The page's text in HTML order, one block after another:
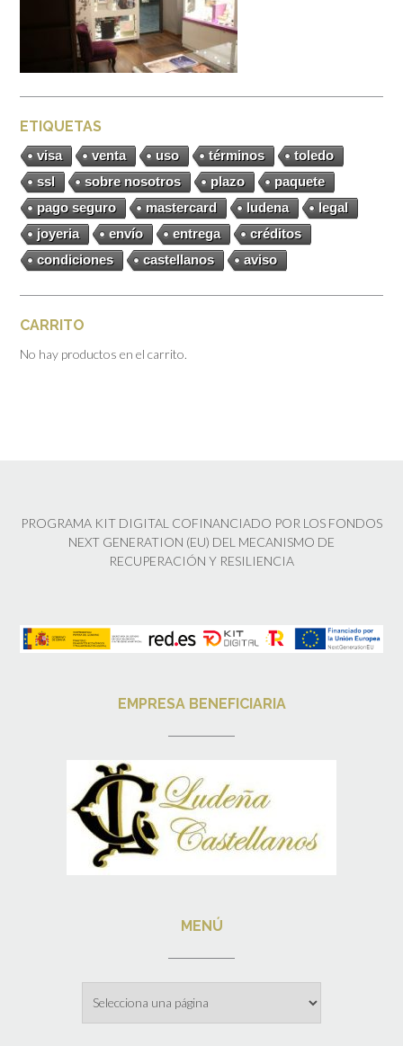
ETIQUETAS
visa venta uso términos
toledo
ssl
sobre nosotros plazo
paquete
pago seguro
mastercard ludena
legal
joyeria
envío entrega
créditos
condiciones
castellanos aviso
CARRITO
No hay productos en el carrito.
PROGRAMA KIT DIGITAL COFINANCIADO POR LOS FONDOS
NEXT GENERATION (EU) DEL MECANISMO DE
RECUPERACIÓN Y RESILIENCIA
EMPRESA BENEFICIARIA
MENÚ